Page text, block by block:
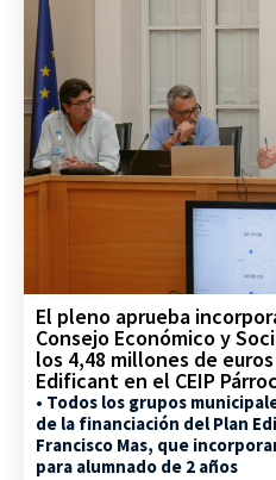
El pleno aprueba
Consejo Económico y
los 4,48 millones de
Edificant en el CEIP
• Todos los grupos
de la financiación del Plan
Francisco Mas, que
para alumnado de 2 años